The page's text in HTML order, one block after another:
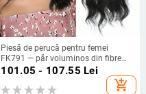
Piesă de perucă pentru femei
FK791 — păr voluminos din fibre
rezistente la temperaturi înalte;
piesă de perucă; nu se poate vopsi
sau ondula
101.05 - 107.55 Lei
add_shopping_cart